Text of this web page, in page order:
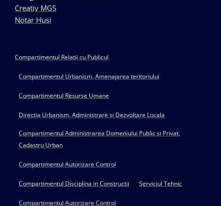
Creativ MGS
Notar Husi
Compartimentul Relatii cu Publicul
Compartimentul Urbanism, Amenajarea teritoriului
Compartimentul Resurse Umane
Directia Urbanism, Administrare si Dezvoltare Locala
Compartimentul Administrarea Domeniului Public si Privat,
Cadastru Urban
Compartimentul Autorizare Control
Compartimentul Disciplina in Constructii Serviciul Tehnic
Compartimentul Autorizare Control